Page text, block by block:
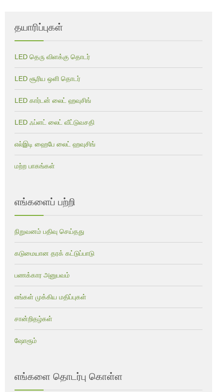
தயாரிப்புகள்
LED தெரு விளக்கு தொடர்
LED சூரிய ஒளி தொடர்
LED கார்டன் லைட் ஹவுசிங்
LED ஃப்ளட் லைட் வீட்டுவசதி
எல்இடி ஹைபே லைட் ஹவுசிங்
மற்ற பாகங்கள்
எங்களைப் பற்றி
நிறுவனம் பதிவு செய்தது
கடுமையான தரக் கட்டுப்பாடு
பணக்கார அனுபவம்
எங்கள் முக்கிய மதிப்புகள்
சான்றிதழ்கள்
ஷோரூம்
எங்களை தொடர்பு கொள்ள